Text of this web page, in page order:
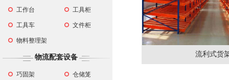
工作台 工具柜
工具车 文件柜
物料整理架
物流配套设备
巧固架 仓储笼
流利式货